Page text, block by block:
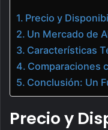
Precio y
Un Mercado de
Características
Comparaciones
Conclusión: Un
Precio y